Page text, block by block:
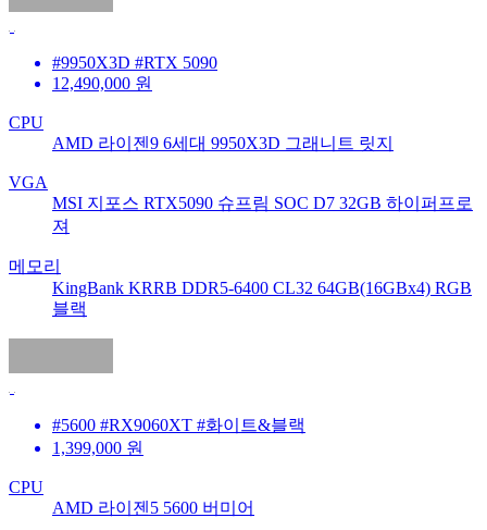
#9950X3D #RTX 5090
12,490,000 원
CPU
AMD 라이젠9 6세대 9950X3D 그래니트 릿지
VGA
MSI 지포스 RTX5090 슈프림 SOC D7 32GB 하이퍼프로
져
메모리
KingBank KRRB DDR5-6400 CL32 64GB(16GBx4) RGB
블랙
#5600 #RX9060XT #화이트&블랙
1,399,000 원
CPU
AMD 라이젠5 5600 버미어